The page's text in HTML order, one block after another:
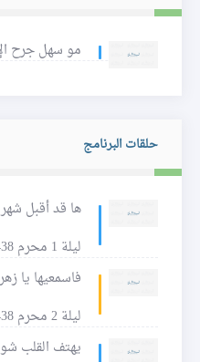
مو سهل جرح
حلقات البرنامج
ها قد أقبل شهر
ليلة 1 محرم 1438 للهجرة
فاسمعيها يا
ليلة 2 محرم 1438 للهجرة
يهتف القلب